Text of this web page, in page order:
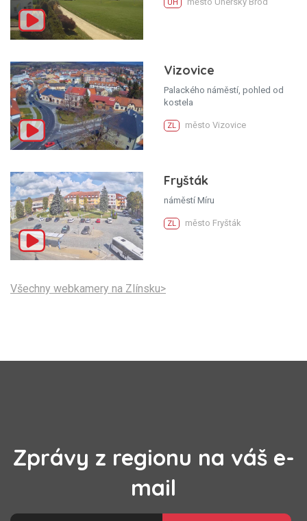
UH
Vizovice
Palackého náměstí, pohled od
kostela
ZL město Vizovice
Fryšták
náměstí Míru
ZL město Fryšták
Všechny webkamery na Zlínsku>
Zprávy z regionu na váš e-
mail